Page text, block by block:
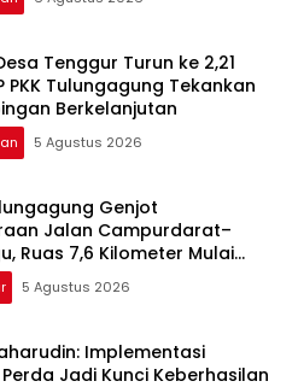
Tenggur Turun ke 2,21
PKK Tulungagung Tekankan
Berkelanjutan
5 Agustus 2026
Genjot
Jalan Campurdarat–
Ruas 7,6 Kilometer Mulai
5 Agustus 2026
Implementasi
Jadi Kunci Keberhasilan